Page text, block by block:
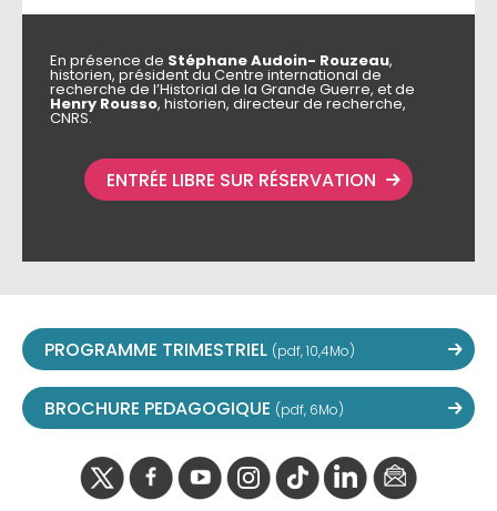
En présence de Stéphane Audoin- Rouzeau,
historien, président du Centre international de
recherche de l’Historial de la Grande Guerre, et de
Henry Rousso, historien, directeur de recherche,
CNRS.
ENTRÉE LIBRE SUR RÉSERVATION
PROGRAMME TRIMESTRIEL (pdf, 10,4Mo)
BROCHURE PEDAGOGIQUE (pdf, 6Mo)